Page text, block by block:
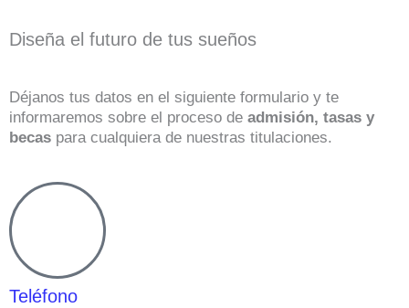
Diseña el futuro de tus sueños
Déjanos tus datos en el siguiente formulario y te
informaremos sobre el proceso de admisión, tasas y
becas para cualquiera de nuestras titulaciones.
Teléfono